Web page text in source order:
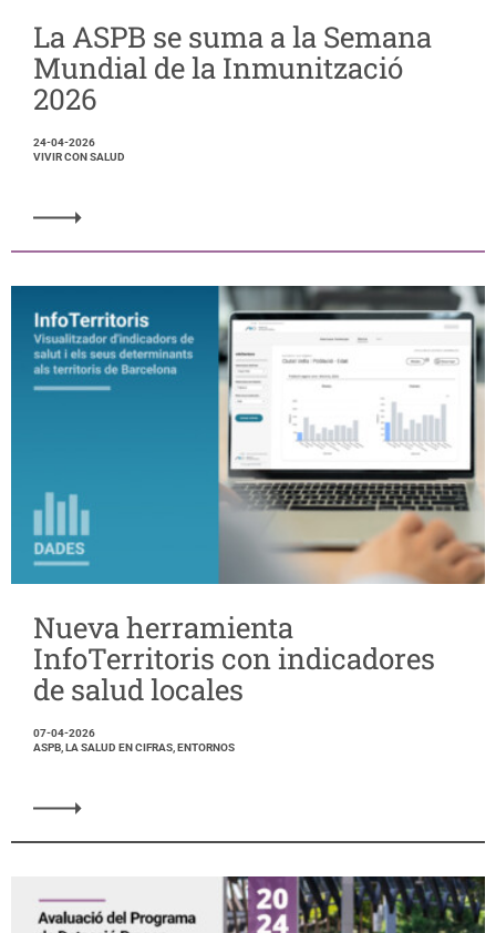
La ASPB se suma a la Semana
Mundial de la Inmunització
2026
24-04-2026
VIVIR CON SALUD
Nueva herramienta
InfoTerritoris con indicadores
de salud locales
07-04-2026
ASPB, LA SALUD EN CIFRAS, ENTORNOS